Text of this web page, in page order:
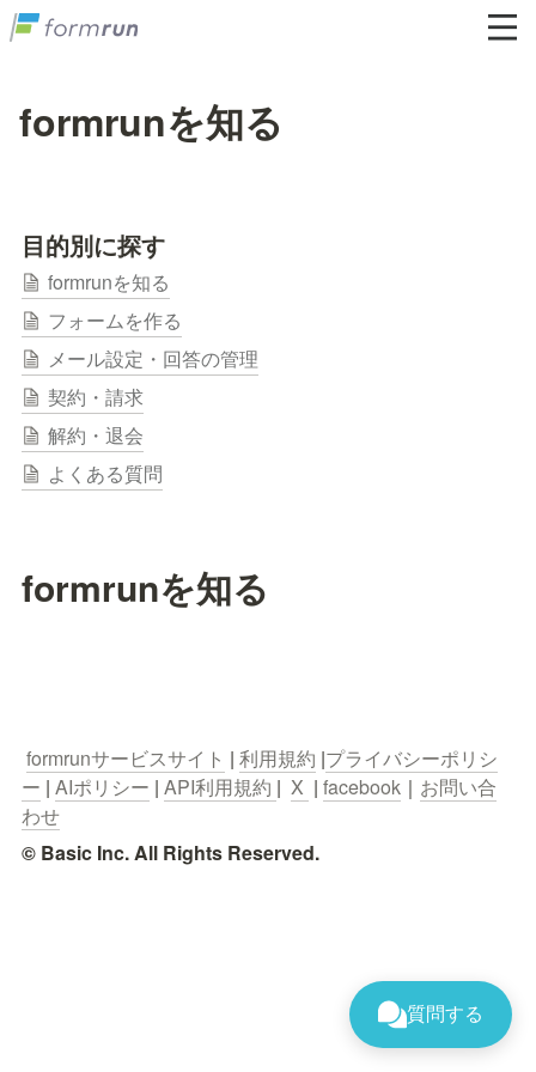
formrunを知る
目的別に探す
formrunを知る
フォームを作る
メール設定・回答の管理
契約・請求
解約・退会
よくある質問
formrunを知る
formrunサービスサイト | 利用規約 |プライバシーポリシ
ー | AIポリシー | API利用規約 | X | facebook ｜ お問い合
わせ
© Basic Inc. All Rights Reserved.